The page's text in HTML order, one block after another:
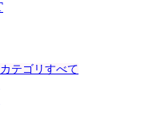
テゴリすべて